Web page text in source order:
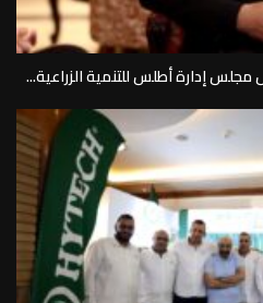
إدارة أطلس للتنمية الزراعية...